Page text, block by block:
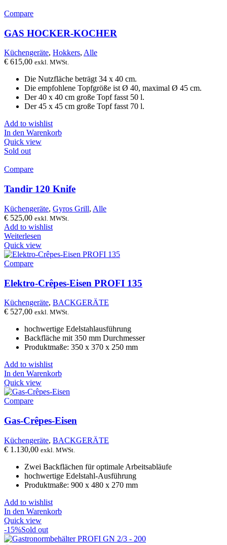
Compare
GAS HOCKER-KOCHER
Küchengeräte, Hokkers, Alle
€ 615,00 exkl. MWSt.
Die Nutzfläche beträgt 34 ​​x 40 cm.
Die empfohlene Topfgröße ist Ø 40, maximal Ø 45 cm.
Der 40 x 40 cm große Topf fasst 50 l.
Der 45 x 45 cm große Topf fasst 70 l.
Add to wishlist
In den Warenkorb
Quick view
Sold out
Compare
Tandir 120 Knife
Küchengeräte, Gyros Grill, Alle
€ 525,00 exkl. MWSt.
Add to wishlist
Weiterlesen
Quick view
Compare
Elektro-Crêpes-Eisen PROFI 135
Küchengeräte, BACKGERÄTE
€ 527,00 exkl. MWSt.
hochwertige Edelstahlausführung
Backfläche mit 350 mm Durchmesser
Produktmaße: 350 x 370 x 250 mm
Add to wishlist
In den Warenkorb
Quick view
Compare
Gas-Crêpes-Eisen
Küchengeräte, BACKGERÄTE
€ 1.130,00 exkl. MWSt.
Zwei Backflächen für optimale Arbeitsabläufe
hochwertige Edelstahl-Ausführung
Produktmaße: 900 x 480 x 270 mm
Add to wishlist
In den Warenkorb
Quick view
-15%Sold out